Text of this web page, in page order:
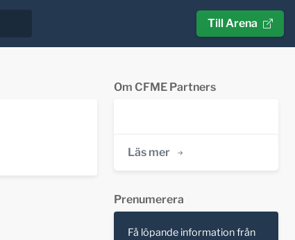
Till Arena
Om CFME Partners
Läs mer
Prenumerera
Få löpande information från